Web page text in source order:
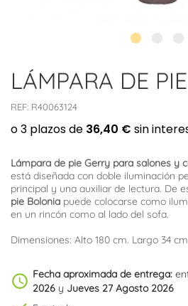
LÁMPARA DE
REF: R40063124
Lámpara de pie Gerry para salones y
está diseñada con doble iluminación
principal y una auxiliar de lectura. De
pie Bolonia puede colocarse como
en un rincón como al lado del sofa.
Dimensiones: Alto 180 cm. Largo 34
schedule Fecha aproximada de entrega:
2026 y Jueves 27 Agosto 2026